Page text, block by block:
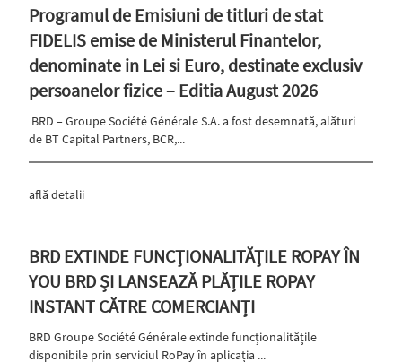
Programul de Emisiuni de titluri de stat
FIDELIS emise de Ministerul Finantelor,
denominate in Lei si Euro, destinate exclusiv
persoanelor fizice – Editia August 2026
BRD – Groupe Société Générale S.A. a fost desemnată, alături
de BT Capital Partners, BCR,...
află detalii
BRD EXTINDE FUNCȚIONALITĂȚILE ROPAY ÎN
YOU BRD ȘI LANSEAZĂ PLĂȚILE ROPAY
INSTANT CĂTRE COMERCIANȚI
BRD Groupe Société Générale extinde funcționalitățile
disponibile prin serviciul RoPay în aplicația ...